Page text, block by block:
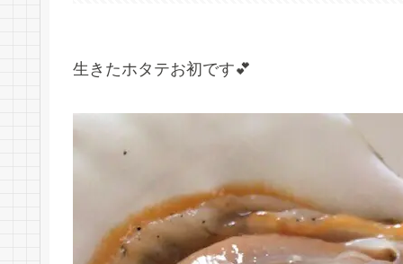
生きたホタテお初です💕